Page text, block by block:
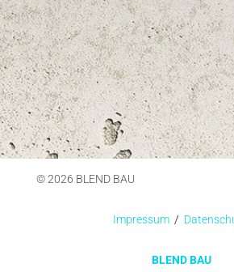
© 2026 BLEND BAU
Impressum /
BLEND BAU